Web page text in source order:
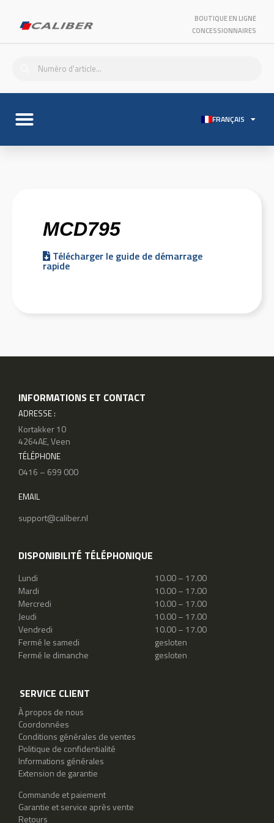
BOUTIQUE EN LIGNE
CONCESSIONNAIRES
FRANÇAIS
MCD795
Télécharger le guide de démarrage
rapide
INFORMATIONS ET CONTACT
ADRESSE :
Kortakker 10
4264AE, Veen
TÉLÉPHONE
0416 – 699 000
EMAIL
support@caliber.nl
DISPONIBILITÉ TÉLÉPHONIQUE
Lundi
10.00 – 17.00
Mardi
10.00 – 17.00
Mercredi
10.00 – 17.00
Jeudi
10.00 – 17.00
Vendredi
10.00 – 17.00
Fermé le samedi
gesloten
Fermé le dimanche
gesloten
SERVICE CLIENT
À propos de nous
Coordonnées
Conditions générales de ventes
Politique de confidentialité
Informations générales
Extension de garantie
Commande et paiement
Garantie et service après vente
Retours